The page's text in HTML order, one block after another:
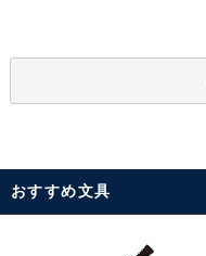
おすすめ文具